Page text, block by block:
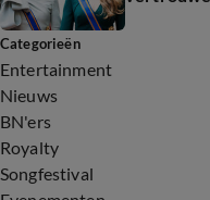
Categorieën
Entertainment
Nieuws
BN'ers
Royalty
Songfestival